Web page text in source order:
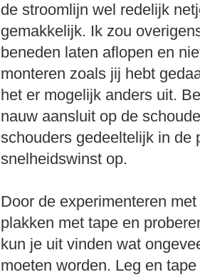
de stroomlijn wel redelijk
gemakkelijk. Ik zou
beneden laten aflopen en
monteren zoals jij hebt
het er mogelijk anders uit.
nauw aansluit op de
schouders gedeeltelijk in de
snelheidswinst op.
Door de experimenteren
plakken met tape en
kun je uit vinden wat
moeten worden. Leg en